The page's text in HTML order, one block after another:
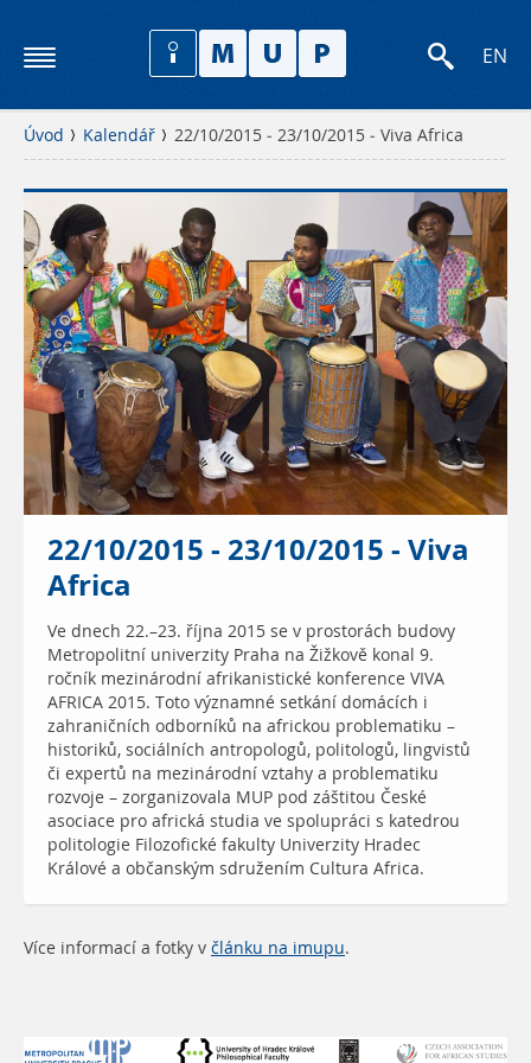
EN
Úvod Kalendář 22/10/2015 - 23/10/2015 - Viva Africa
22/10/2015 - 23/10/2015 - Viva
Africa
Ve dnech 22.–23. října 2015 se v prostorách budovy
Metropolitní univerzity Praha na Žižkově konal 9.
ročník mezinárodní afrikanistické konference VIVA
AFRICA 2015. Toto významné setkání domácích i
zahraničních odborníků na africkou problematiku –
historiků, sociálních antropologů, politologů, lingvistů
či expertů na mezinárodní vztahy a problematiku
rozvoje – zorganizovala MUP pod záštitou České
asociace pro africká studia ve spolupráci s katedrou
politologie Filozofické fakulty Univerzity Hradec
Králové a občanským sdružením Cultura Africa.
Více informací a fotky v článku na imupu.